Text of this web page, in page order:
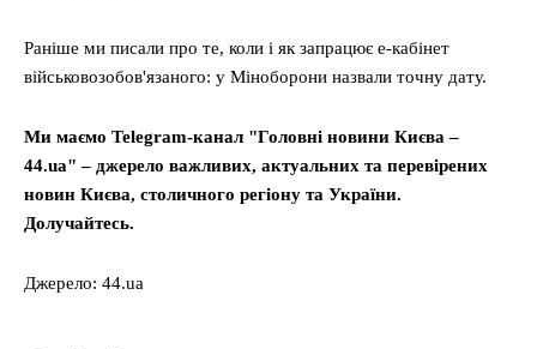
Раніше ми писали про те, коли і як запрацює е-кабінет
військовозобов'язаного: у Міноборони назвали точну дату.
Ми маємо Telegram-канал "Головні новини Києва –
44.ua" – джерело важливих, актуальних та перевірених
новин Києва, столичного регіону та України.
Долучайтесь.
Джерело: 44.ua